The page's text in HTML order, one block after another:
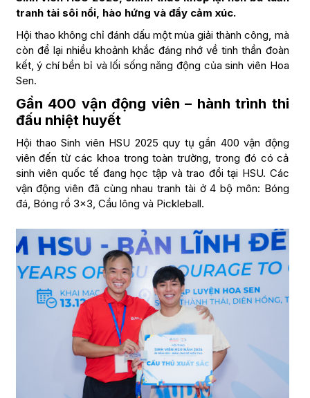
tranh tài sôi nổi, hào hứng và đầy cảm xúc.
Hội thao không chỉ đánh dấu một mùa giải thành công, mà
còn để lại nhiều khoảnh khắc đáng nhớ về tinh thần đoàn
kết, ý chí bền bỉ và lối sống năng động của sinh viên Hoa
Sen.
Gần 400 vận động viên – hành trình thi
đấu nhiệt huyết
Hội thao Sinh viên HSU 2025 quy tụ gần 400 vận động
viên đến từ các khoa trong toàn trường, trong đó có cả
sinh viên quốc tế đang học tập và trao đổi tại HSU. Các
vận động viên đã cùng nhau tranh tài ở 4 bộ môn: Bóng
đá, Bóng rổ 3×3, Cầu lông và Pickleball.